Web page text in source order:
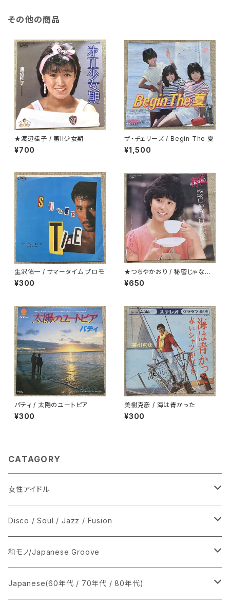
その他の商品
★渡辺桂子 / 第II少女期
¥700
ザ・チェリーズ / Begin The 夏
¥1,500
生沢佑一 / サマータイム プロモ
¥300
★つちやかおり / 秘密じゃない
けど秘密
¥650
パティ / 太陽のユートピア
¥300
美樹克彦 / 海は青かった
¥300
CATAGORY
女性アイドル
シングル盤
あ行
か行
LP
CD
Disco / Soul / Jazz / Fusion
シングル盤
A
12インチ・シングル
和モノ/Japanese Groove
シングル盤
Japanese(60年代 / 70年代 / 80年代)